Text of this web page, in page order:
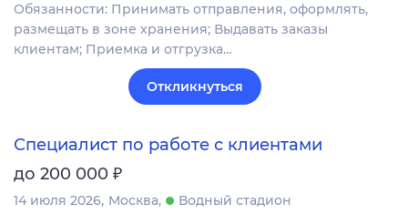
Обязанности: Принимать отправления, оформлять,
размещать в зоне хранения; Выдавать заказы
клиентам; Приемка и отгрузка…
Откликнуться
Специалист по работе с клиентами
до 200 000 ₽
14 июля 2026 Москва
Водный стадион